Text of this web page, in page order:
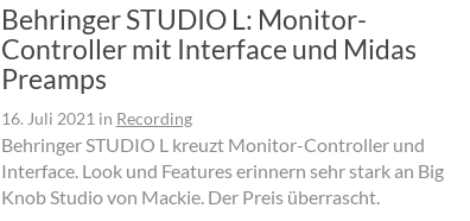
Behringer STUDIO L: Monitor-
Controller mit Interface und Midas
Preamps
16. Juli 2021 in Recording
Behringer STUDIO L kreuzt Monitor-Controller und
Interface. Look und Features erinnern sehr stark an Big
Knob Studio von Mackie. Der Preis überrascht.